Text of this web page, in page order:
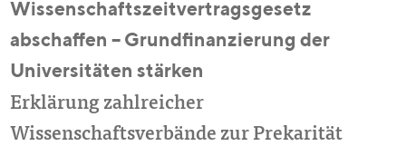
Wissenschaftszeitvertragsgesetz
abschaffen – Grundfinanzierung der
Universitäten stärken
Erklärung zahlreicher
Wissenschaftsverbände zur Prekarität